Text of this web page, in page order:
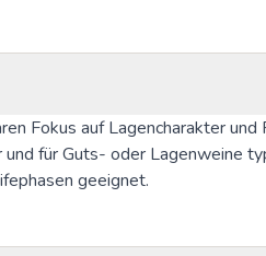
Fokus auf Lagencharakter
für Guts- oder Lagenweine
geeignet.